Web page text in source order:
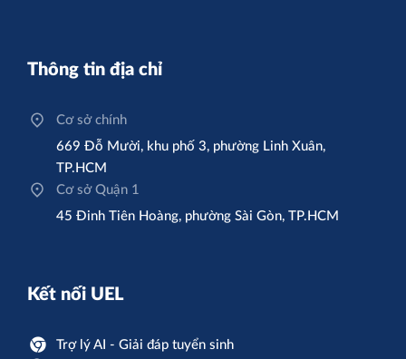
Thông tin địa chỉ
Cơ sở chính
669 Đỗ Mười, khu phố 3, phường Linh Xuân,
TP.HCM
Cơ sở Quận 1
45 Đinh Tiên Hoàng, phường Sài Gòn, TP.HCM
Kết nối UEL
Trợ lý AI - Giải đáp tuyển sinh